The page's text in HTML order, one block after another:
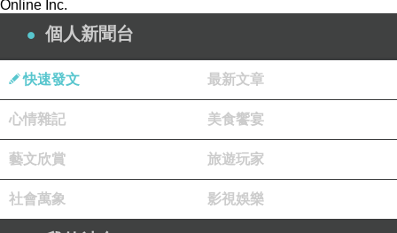
詳細內容請參閱官方網站
Online Inc.
個人新聞台
快速發文 最新文章
心情雜記 美食饗宴
藝文欣賞 旅遊玩家
社會萬象 影視娛樂